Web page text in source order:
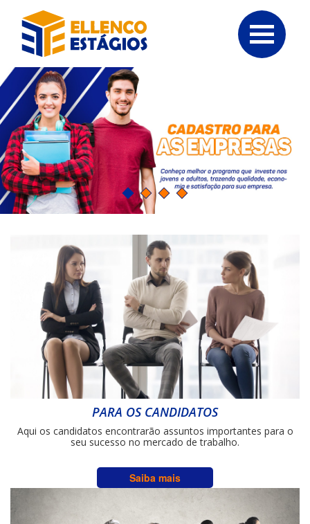
PARA OS CANDIDATOS
Aqui os candidatos encontrarão assuntos importantes para o
seu sucesso no mercado de trabalho.
Saiba mais